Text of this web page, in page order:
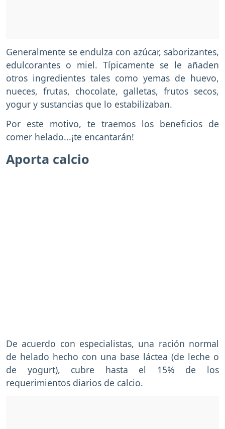
Generalmente se endulza con azúcar, saborizantes,
edulcorantes o miel. Típicamente se le añaden
otros ingredientes tales como yemas de huevo,
nueces, frutas, chocolate, galletas, frutos secos,
yogur y sustancias que lo estabilizaban.
Por este motivo, te traemos los beneficios de
comer helado...¡te encantarán!
Aporta calcio
De acuerdo con especialistas, una ración normal
de helado hecho con una base láctea (de leche o
de yogurt), cubre hasta el 15% de los
requerimientos diarios de calcio.